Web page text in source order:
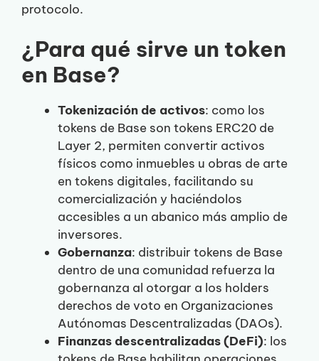
protocolo.
¿Para qué sirve un token
en Base?
Tokenización de activos: como los
tokens de Base son tokens ERC20 de
Layer 2, permiten convertir activos
físicos como inmuebles u obras de arte
en tokens digitales, facilitando su
comercialización y haciéndolos
accesibles a un abanico más amplio de
inversores.
Gobernanza: distribuir tokens de Base
dentro de una comunidad refuerza la
gobernanza al otorgar a los holders
derechos de voto en Organizaciones
Autónomas Descentralizadas (DAOs).
Finanzas descentralizadas (DeFi): los